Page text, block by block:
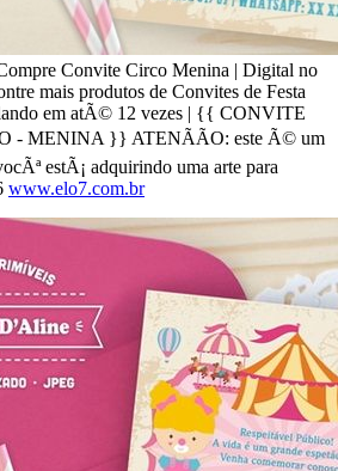
Convite Circo Menina | Digital no
mais produtos de Convites de Festa
em atÃ© 12 vezes | {{ CONVITE
- MENINA }} ATENÃÃO: este Ã© um
estÃ¡ adquirindo uma arte para
www.elo7.com.br